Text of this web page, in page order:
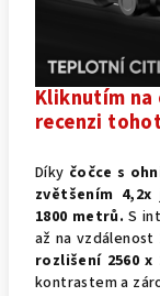
Kliknutím
recenzi
Díky čočce s
zvětšením 4,2x
1800 metrů.S
až na vzdálenost
rozlišení 2560 x
kontrastem a